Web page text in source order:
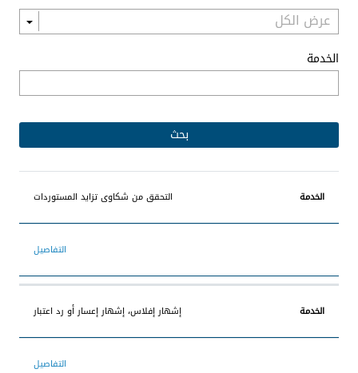
الخدمة
الخدمة التحقق من شكاوى تزايد المستوردات
التفاصيل
إشهار إفلاس، إشهار إعسار أو رد اعتبار
التفاصيل